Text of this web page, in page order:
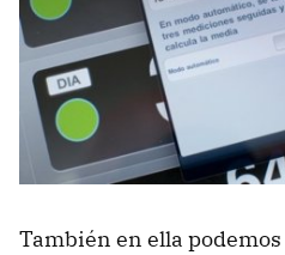
También en ella podemos